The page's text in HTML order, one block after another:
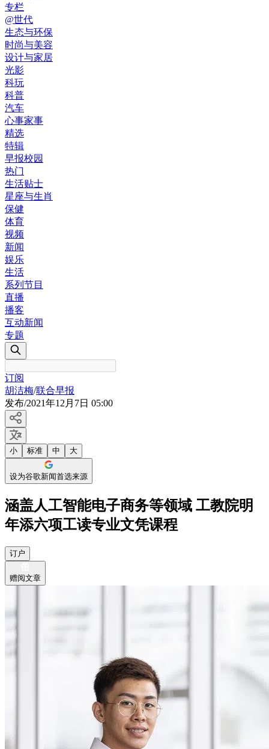
专栏
@世代
生态与环保
时尚与美容
设计与家居
光影
科玩
科普
汽车
心事家事
精选
特辑
早报校园
热门
生活贴士
星座与生肖
保健
体育
视频
新闻
娱乐
生活
系列节目
直播
播客
互动新闻
专题
订阅
胡洁梅/联合早报
发布/2021年12月7日 05:00
小 标准 中 大
设为谷歌新闻首选来源
涵盖人工智能电子商务等领域 工教院明
年添六项工读专业文凭课程
订户
赠阅文章